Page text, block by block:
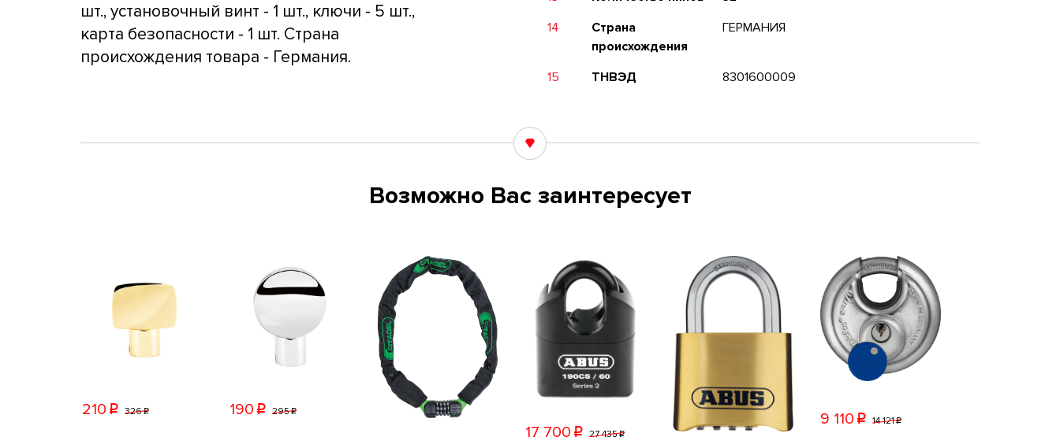
шт., установочный винт - 1 шт., ключи - 5 шт.,
карта безопасности - 1 шт. Страна
происхождения товара - Германия.
14
Страна
происхождения
ГЕРМАНИЯ
15 ТНВЭД 8301600009
Возможно Вас заинтересует
210 p 326p 190 p 295p
17 700 p 27 435p
9 110 p 14 121p